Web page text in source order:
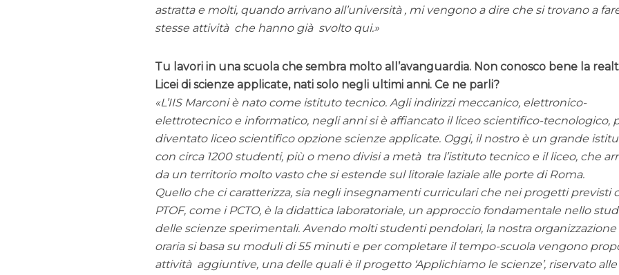
astratta e molti, quando arrivano all’università , mi vengono a dire che si trovano a
stesse attività che hanno già svolto qui.
Tu lavori in una scuola che sembra molto all’avanguardia. Non conosco bene la
Licei di scienze applicate, nati solo negli ultimi anni. Ce ne parli?
L’IIS Marconi è nato come istituto tecnico. Agli indirizzi meccanico, elettronico-
elettrotecnico e informatico, negli anni si è affiancato il liceo scientifico-tecnologico,
diventato liceo scientifico opzione scienze applicate. Oggi, il nostro è un grande
con circa 1200 studenti, più o meno divisi a metà tra l’istituto tecnico e il liceo, che
da un territorio molto vasto che si estende sul litorale laziale alle porte di Roma.
Quello che ci caratterizza, sia negli insegnamenti curriculari che nei progetti previsti
PTOF, come i PCTO, è la didattica laboratoriale, un approccio fondamentale nello
delle scienze sperimentali. Avendo molti studenti pendolari, la nostra organizzazione
oraria si basa su moduli di 55 minuti e per completare il tempo-scuola vengono
attività aggiuntive, una delle quali è il progetto Applichiamo le scienze, riservato alle